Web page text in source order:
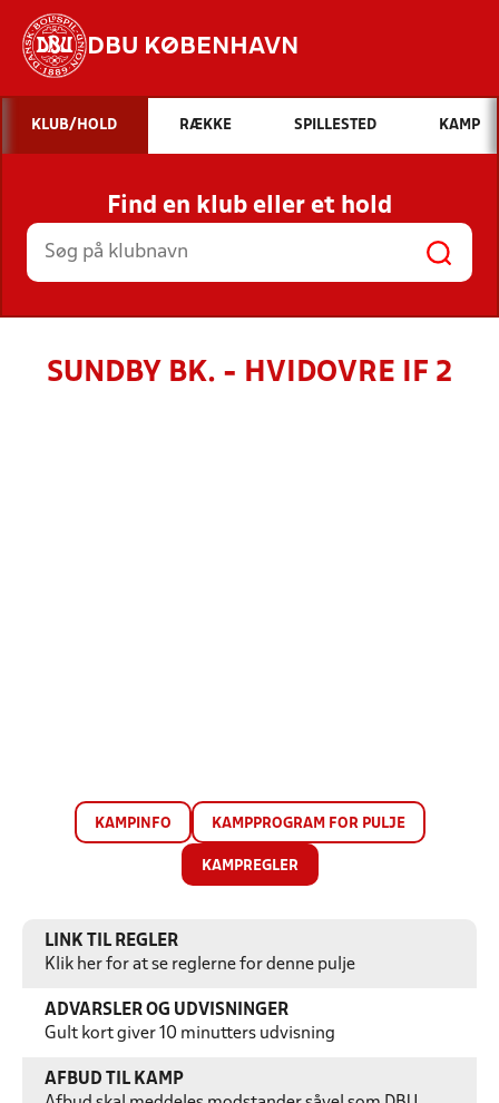
DBU KØBENHAVN
Hvad vil du søge efter?
INDHOLD OG NYHEDER
STILLINGER, RESULTATER, KLUBBER OG
HOLD
KLUB/HOLD RÆKKE SPILLESTED KAMP
Find en klub eller et hold
SUNDBY BK. - HVIDOVRE IF 2
KAMPINFO KAMPPROGRAM FOR PULJE
KAMPREGLER
LINK TIL REGLER
Klik her for at se reglerne for denne pulje
ADVARSLER OG UDVISNINGER
Gult kort giver 10 minutters udvisning
AFBUD TIL KAMP